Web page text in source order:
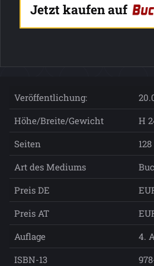
Jetzt kaufen auf
Veröffentlichung:
Höhe/Breite/Gewicht
H
Seiten
128
Art des Mediums
Preis DE
Preis AT
Auflage
4.
ISBN-13